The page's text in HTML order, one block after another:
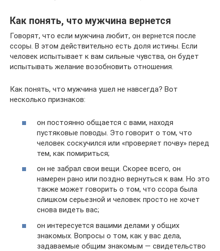
Как понять, что мужчина вернется
Говорят, что если мужчина любит, он вернется после
ссоры. В этом действительно есть доля истины. Если
человек испытывает к вам сильные чувства, он будет
испытывать желание возобновить отношения.
Как понять, что мужчина ушел не навсегда? Вот
несколько признаков:
он постоянно общается с вами, находя
пустяковые поводы. Это говорит о том, что
человек соскучился или «проверяет почву» перед
тем, как помириться;
он не забрал свои вещи. Скорее всего, он
намерен рано или поздно вернуться к вам. Но это
также может говорить о том, что ссора была
слишком серьезной и человек просто не хочет
снова видеть вас;
он интересуется вашими делами у общих
знакомых. Вопросы о том, как у вас дела,
задаваемые общим знакомым — свидетельство